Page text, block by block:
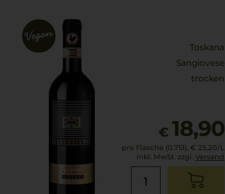
Toskana
Sangiovese
trocken
€ 18,90
pro Flasche (0.75l), € 25,20/L
inkl. MwSt. zzgl. Versand